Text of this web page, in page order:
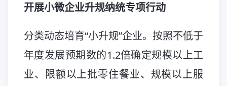
开展小微企业升规纳统专项行动
分类动态培育“小升规”企业。按照不低于
年度发展预期数的1.2倍确定规模以上工
业、限额以上批零住餐业、规模以上服